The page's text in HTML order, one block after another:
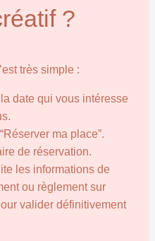
?
très simple :
date qui vous intéresse
ma place”.
de réservation.
les informations de
ou règlement sur
valider définitivement